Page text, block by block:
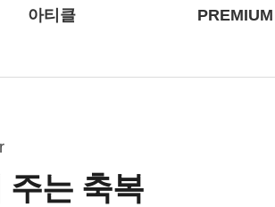
아티클 PREMIUM
주는 축복